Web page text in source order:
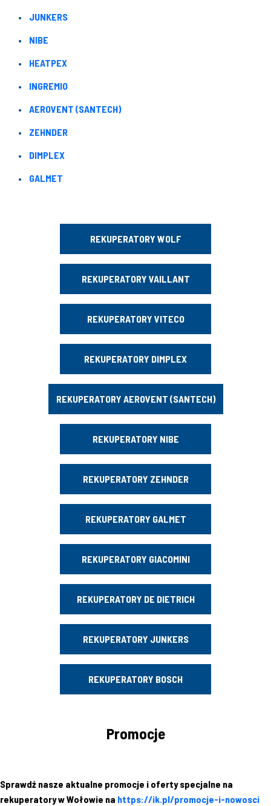
JUNKERS
NIBE
HEATPEX
INGREMIO
AEROVENT (SANTECH)
ZEHNDER
DIMPLEX
GALMET
REKUPERATORY WOLF
REKUPERATORY VAILLANT
REKUPERATORY VITECO
REKUPERATORY DIMPLEX
REKUPERATORY AEROVENT (SANTECH)
REKUPERATORY NIBE
REKUPERATORY ZEHNDER
REKUPERATORY GALMET
REKUPERATORY GIACOMINI
REKUPERATORY DE DIETRICH
REKUPERATORY JUNKERS
REKUPERATORY BOSCH
Promocje
Sprawdź nasze aktualne promocje i oferty specjalne na
rekuperatory w Wołowie na https://ik.pl/promocje-i-nowosci